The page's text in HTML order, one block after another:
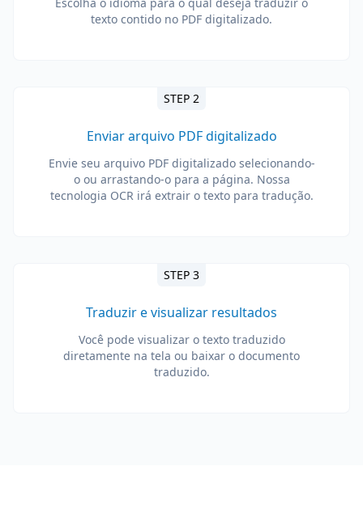
texto contido no PDF digitalizado.
STEP 2
Enviar arquivo PDF digitalizado
Envie seu arquivo PDF digitalizado selecionando-
o ou arrastando-o para a página. Nossa
tecnologia OCR irá extrair o texto para tradução.
STEP 3
Traduzir e visualizar resultados
Você pode visualizar o texto traduzido
diretamente na tela ou baixar o documento
traduzido.